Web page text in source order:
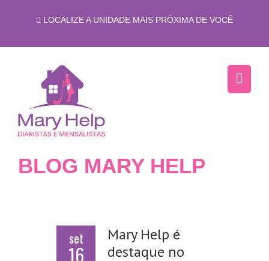
LOCALIZE A UNIDADE MAIS PRÓXIMA DE VOCÊ
BLOG MARY HELP
set
16
Mary Help é
destaque no